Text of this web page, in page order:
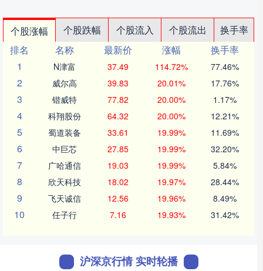
个股涨幅 个股跌幅 个股流入 个股流出
换手率
排名
名称 最新价 涨幅
换手率
1
N津富 37.49 114.72% 77.46%
2 威尔高 39.83 20.01% 17.76%
3 锴威特 77.82 20.00% 1.17%
4 科翔股份 64.32 20.00% 12.21%
5 蜀道装备 33.61 19.99% 11.69%
6 中巨芯 27.85 19.99% 32.20%
7 广哈通信 19.03 19.99% 5.84%
8 欣天科技 18.02 19.97% 28.44%
9 飞天诚信 12.56 19.96% 8.49%
10 任子行 7.16 19.93% 31.42%
沪深京行情 实时轮播